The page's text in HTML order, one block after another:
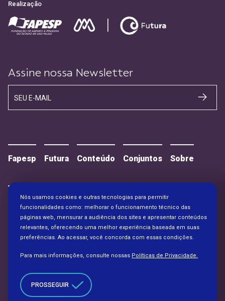
Realização
Assine nossa Newsletter
SEU E-MAIL
Fapesp Futura Conteúdo Conjuntos Sobre
Contato Alianças
Nós usamos cookies e outras tecnologias para permitir
funcionalidades como: melhorar o funcionamento técnico das
páginas web, mensurar a audiência dos sites e apresentar conteúdos
relevantes, oferecendo uma melhor experiência baseada em suas
preferências. Ao acessar, você concorda com essas condições.
Para mais informações, consulte nossas Políticas de Privacidade.
PROSSEGUIR